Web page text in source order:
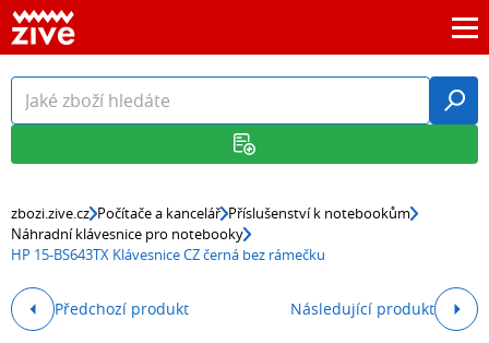
zbozi.zive.cz Počítače a kancelář Příslušenství k notebookům
Náhradní klávesnice pro notebooky
HP 15-BS643TX Klávesnice CZ černá bez rámečku
Předchozí produkt Následující produkt